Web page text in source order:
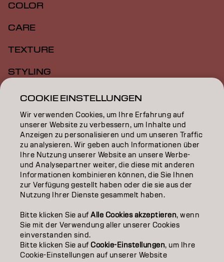
COLOR
CARE
TEXTURE
STYLING
INSPIRATION
EDUCATION
ÜBER
SALON FINDER
PARTNER WERDEN
ImpressumDatenschutzerklärungAGBCookie Policy
NutzungsbedingungenBarrierefreiheitserklärung
COOKIE EINSTELLUNGEN
Wir verwenden Cookies, um Ihre Erfahrung auf
unserer Website zu verbessern, um Inhalte und
Anzeigen zu personalisieren und um unseren Traffic
zu analysieren. Wir geben auch Informationen über
Ihre Nutzung unserer Website an unsere Werbe-
und Analysepartner weiter, die diese mit anderen
Informationen kombinieren können, die Sie Ihnen
zur Verfügung gestellt haben oder die sie aus der
Nutzung Ihrer Dienste gesammelt haben.
Bitte klicken Sie aufAlle Cookies akzeptieren, wenn
Sie mit der Verwendung aller unserer Cookies
einverstanden sind.
Bitte klicken Sie aufCookie-Einstellungen, um Ihre
Cookie-Einstellungen auf unserer Website